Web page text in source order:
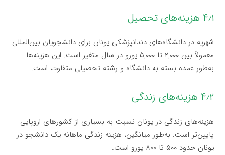
۴٫۱ هزینه‌های تحصیل
شهریه در دانشگاه‌های دندانپزشکی یونان برای دانشجویان بین‌المللی
معمولاً بین ۲,۰۰۰ تا ۵,۰۰۰ یورو در سال متغیر است. این هزینه‌ها
به‌طور عمده بسته به دانشگاه و رشته تحصیلی متفاوت است.
۴٫۲ هزینه‌های زندگی
هزینه‌های زندگی در یونان نسبت به بسیاری از کشورهای اروپایی
پایین‌تر است. به‌طور میانگین، هزینه زندگی ماهانه یک دانشجو در
یونان حدود ۵۰۰ تا ۸۰۰ یورو است.